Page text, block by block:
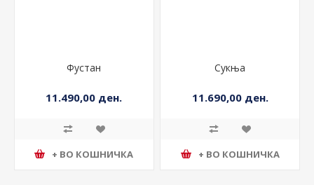
Фустан
11.490,00 ден.
Сукња
11.690,00 ден.